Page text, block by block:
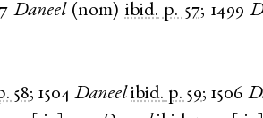
Daneel(nom) ibid. p. 57; 1499
58; 1504 Daneel ibid. p. 59; 1506